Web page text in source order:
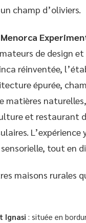
champ d’oliviers.
Menorca
de design et
réinventée,
épurée,
matières
et restaurant
L’expérience
tout en
maisons rurales
Ignasi : située en